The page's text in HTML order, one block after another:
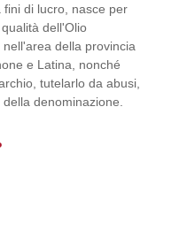
di lucro, nasce per
dell'Olio
della provincia
e Latina, nonché
tutelarlo da abusi,
denominazione.